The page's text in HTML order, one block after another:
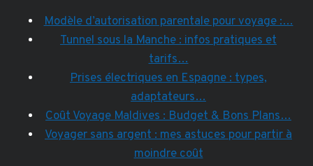
Modèle d’autorisation parentale pour voyage :…
Tunnel sous la Manche : infos pratiques et
tarifs…
Prises électriques en Espagne : types,
adaptateurs…
Coût Voyage Maldives : Budget & Bons Plans…
Voyager sans argent : mes astuces pour partir à
moindre coût